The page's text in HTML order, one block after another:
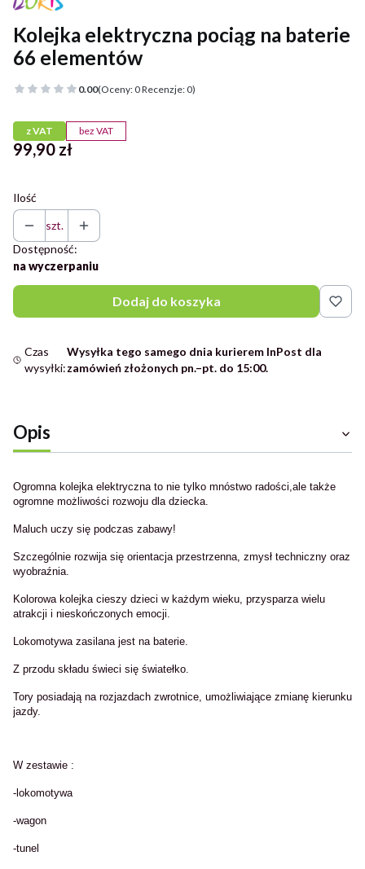
Kolejka elektryczna pociąg na baterie
66 elementów
0.00(Oceny: 0 Recenzje: 0)
z VAT bez VAT
Cena
99,90 zł
Ilość
szt.
Dostępność:
na wyczerpaniu
Dodaj do koszyka
Czas
wysyłki:
Wysyłka tego samego dnia kurierem InPost dla
zamówień złożonych pn.–pt. do 15:00.
Opis
Ogromna kolejka elektryczna to nie tylko mnóstwo radości,ale także
ogromne możliwości rozwoju dla dziecka.
Maluch uczy się podczas zabawy!
Szczególnie rozwija się orientacja przestrzenna, zmysł techniczny oraz
wyobraźnia.
Kolorowa kolejka cieszy dzieci w każdym wieku, przysparza wielu
atrakcji i nieskończonych emocji.
Lokomotywa zasilana jest na baterie.
Z przodu składu świeci się światełko.
Tory posiadają na rozjazdach zwrotnice, umożliwiające zmianę kierunku
jazdy.
W zestawie :
-lokomotywa
-wagon
-tunel